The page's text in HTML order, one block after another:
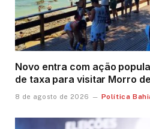
Novo entra com ação
de taxa para visitar Morro
8 de agosto de 2026 Política